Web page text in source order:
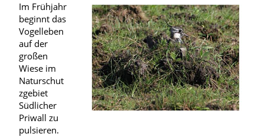
Im Frühjahr
beginnt das
Vogelleben
auf der
großen
Wiese im
Naturschut
zgebiet
Südlicher
Priwall zu
pulsieren.